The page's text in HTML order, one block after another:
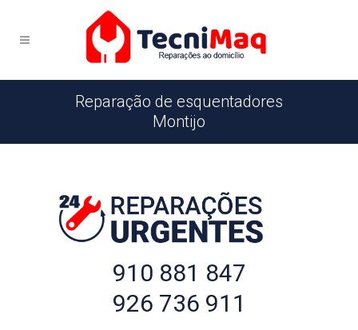
Reparação de esquentadores
Montijo
910 881 847
926 736 911